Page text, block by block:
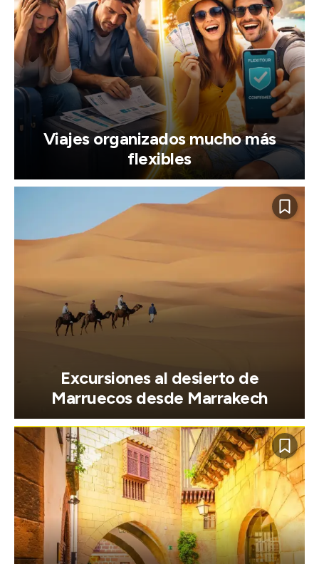
Viajes organizados mucho más
flexibles
Excursiones al desierto de
Marruecos desde Marrakech